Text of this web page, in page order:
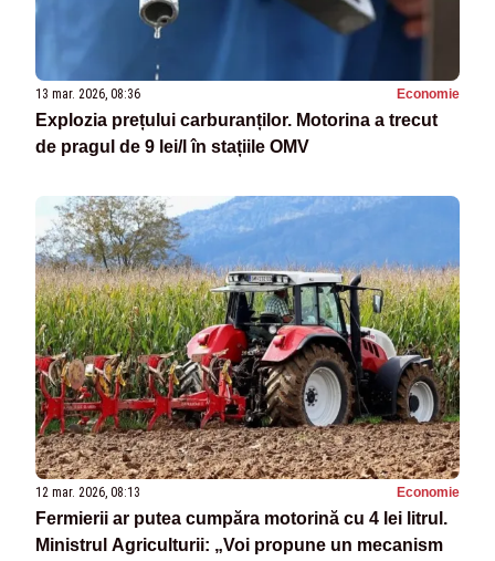
13 mar. 2026, 08:36 Economie
Explozia prețului carburanților. Motorina a trecut
de pragul de 9 lei/l în stațiile OMV
12 mar. 2026, 08:13 Economie
Fermierii ar putea cumpăra motorină cu 4 lei litrul.
Ministrul Agriculturii: „Voi propune un mecanism